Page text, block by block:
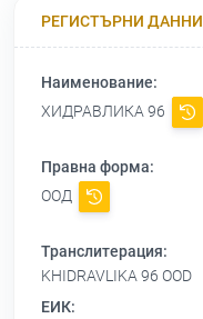
РЕГИСТЪРНИ ДАННИ
Наименование:
ХИДРАВЛИКА 96
Правна форма:
ООД
Транслитерация:
KHIDRAVLIKA 96 OOD
ЕИК: